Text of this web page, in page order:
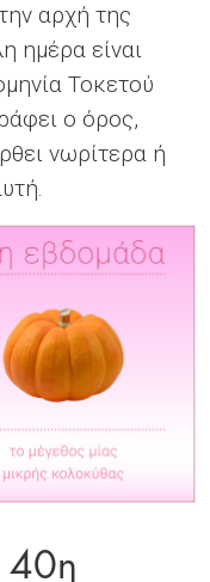
αρχή της
ημέρα είναι
Τοκετού
ο όρος,
νωρίτερα ή
40η